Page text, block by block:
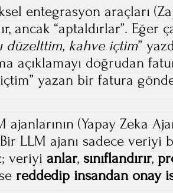
entegrasyon araçları
ancak “aptaldırlar”. Eğer
düzelttim, kahve içtim”
açıklamayı doğrudan
yazan bir fatura
ajanlarının (Yapay Zeka
LLM ajanı sadece veriyi
veriyi anlar, sınıflandırır,
reddedip insandan onay